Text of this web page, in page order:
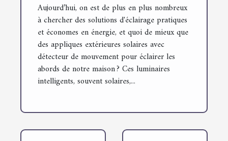
Aujourd’hui, on est de plus en plus nombreux
à chercher des solutions d'éclairage pratiques
et économes en énergie, et quoi de mieux que
des appliques extérieures solaires avec
détecteur de mouvement pour éclairer les
abords de notre maison ? Ces luminaires
intelligents, souvent solaires,...